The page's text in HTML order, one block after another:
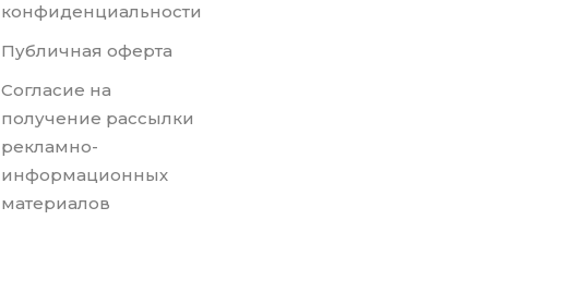
конфиденциальности
Публичная оферта
Согласие на
получение рассылки
рекламно-
информационных
материалов